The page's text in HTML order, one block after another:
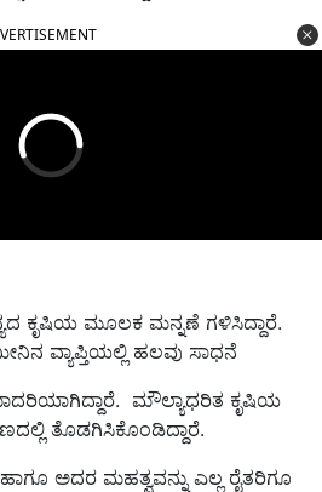
ಕೃಷಿಯ ಮೂಲಕ ಮನ್ನಣೆ ಗಳಿಸಿದ್ದಾರೆ.
ವ್ಯಾಪ್ತಿಯಲ್ಲಿ ಹಲವು ಸಾಧನೆ
ಮೌಲ್ಯಾಧರಿತ ಕೃಷಿಯ
ದಲ್ಲಿ ತೊಡಗಿಸಿಕೊಂಡಿದ್ದಾರೆ.
ಅದರ ಮಹತ್ವವನ್ನು ಎಲ್ಲ ರೈತರಿಗೂ